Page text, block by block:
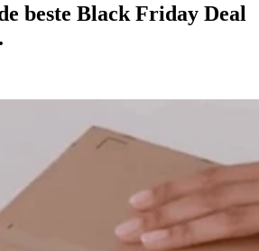
beste Black Friday Deal